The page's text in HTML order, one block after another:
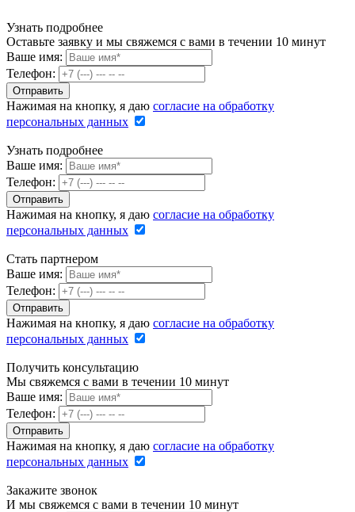
Узнать подробнее
Оставьте заявку и мы свяжемся с вами в течении 10 минут
Ваше имя:
Телефон:
Нажимая на кнопку, я даю согласие на обработку
персональных данных
Узнать подробнее
Ваше имя:
Телефон:
Нажимая на кнопку, я даю согласие на обработку
персональных данных
Стать партнером
Ваше имя:
Телефон:
Нажимая на кнопку, я даю согласие на обработку
персональных данных
Получить консультацию
Мы свяжемся с вами в течении 10 минут
Ваше имя:
Телефон:
Нажимая на кнопку, я даю согласие на обработку
персональных данных
Закажите звонок
И мы свяжемся с вами в течении 10 минут